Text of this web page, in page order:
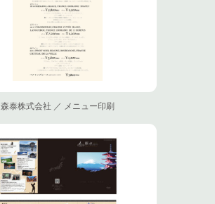
森泰株式会社 ／ メニュー印刷